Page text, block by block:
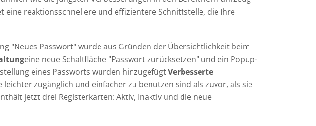
eine reaktionsschnellere und effizientere Schnittstelle, die Ihre
"Neues Passwort" wurde aus Gründen der Übersichtlichkeit beim
eine neue Schaltfläche "Passwort zurücksetzen" und ein Popup-
eines Passworts wurden hinzugefügtVerbesserte
zugänglich und einfacher zu benutzen sind als zuvor, als sie
jetzt drei Registerkarten: Aktiv, Inaktiv und die neue